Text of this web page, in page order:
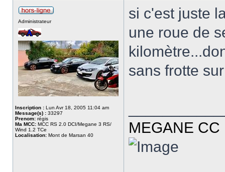
Administrateur
Inscription : Lun Avr 18, 2005 11:04 am
Message(s) : 33297
Prenom: régis
Ma MCC: MCC RS 2.0 DCI/Megane 3 RS/
Wind 1.2 TCe
Localisation: Mont de Marsan 40
si c'est juste
une roue de
sans frotte
MEGANE